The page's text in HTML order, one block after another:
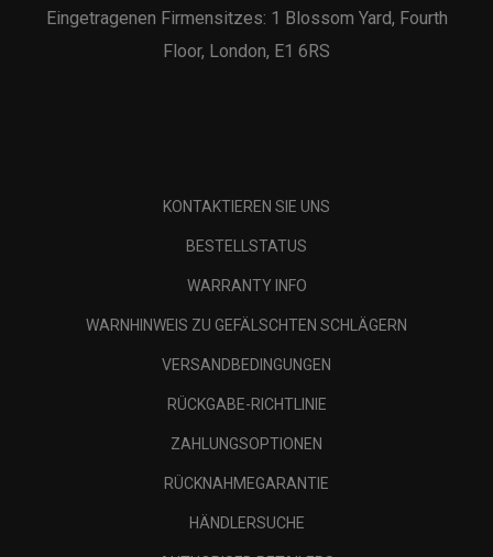
Eingetragenen Firmensitzes: 1 Blossom Yard, Fourth
Floor, London, E1 6RS
KONTAKTIEREN SIE UNS
BESTELLSTATUS
WARRANTY INFO
WARNHINWEIS ZU GEFÄLSCHTEN SCHLÄGERN
VERSANDBEDINGUNGEN
RÜCKGABE-RICHTLINIE
ZAHLUNGSOPTIONEN
RÜCKNAHMEGARANTIE
HÄNDLERSUCHE